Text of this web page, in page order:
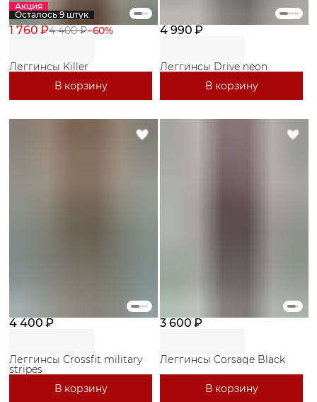
Акция
Осталось 9 штук
1 760 ₽4 400 ₽−60%
Леггинсы Killer
В корзину
4 990 ₽
Леггинсы Drive neon
В корзину
4 400 ₽
Леггинсы Crossfit military
stripes
В корзину
3 600 ₽
Леггинсы Corsage Black
В корзину